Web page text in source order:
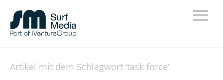
Artikel mit dem Schlagwort ‘task force’